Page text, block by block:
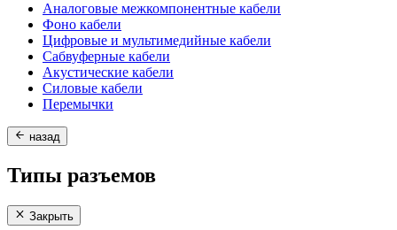
Аналоговые межкомпонентные кабели
Фоно кабели
Цифровые и мультимедийные кабели
Сабвуферные кабели
Акустические кабели
Силовые кабели
Перемычки
назад
Типы разъемов
Закрыть